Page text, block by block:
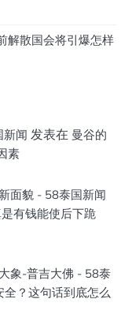
解散国会将引爆怎样
新闻 发表在 曼谷的
素
面貌 - 58泰国新闻
有钱能使后下跪
象-普吉大佛 - 58泰
？这句话到底怎么